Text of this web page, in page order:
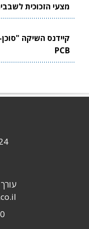
מצעי הזכוכית
קיידנס השיקה
PCB